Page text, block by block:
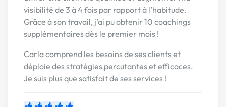
visibilité de 3 à 4 fois par rapport à l’habitude.
Grâce à son travail, j’ai pu obtenir 10 coachings
supplémentaires dès le premier mois !
Carla comprend les besoins de ses clients et
déploie des stratégies percutantes et efficaces.
Je suis plus que satisfait de ses services !